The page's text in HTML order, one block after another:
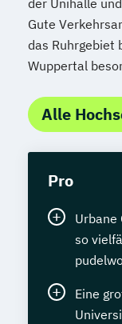
der Unihalle
Gute
das Ruhrgebiet
Wuppertal
Alle
Pro
Urbane
so
Eine